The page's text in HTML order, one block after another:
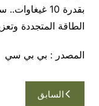
بقدرة 10
الطاقة المتجددة
المصدر : بي بي سي
تصفّح
السابق